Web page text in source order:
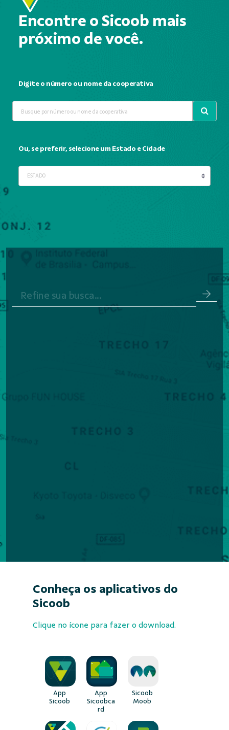
Encontre o Sicoob mais
próximo de você.
Digite o número ou nome da cooperativa
Ou, se preferir, selecione um Estado e Cidade
Conheça os aplicativos do
Sicoob
Clique no ícone para fazer o download.
App
Sicoob
App
Sicoobca
rd
Sicoob
Moob